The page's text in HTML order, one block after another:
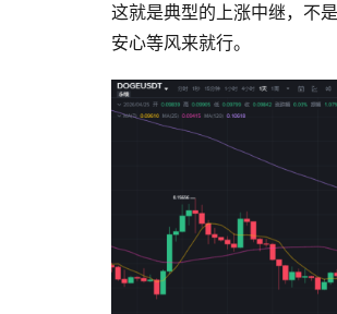
这就是典型的上涨中继，不
安心等风来就行。